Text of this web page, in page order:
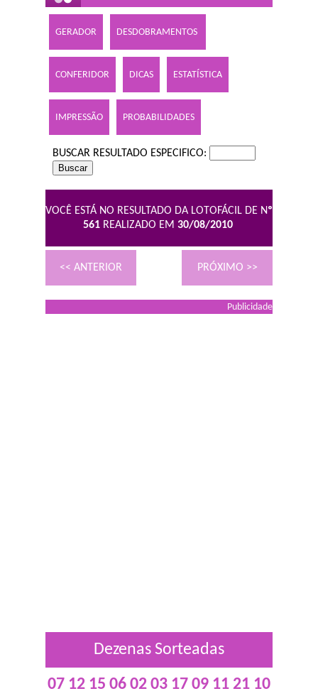
GERADOR DESDOBRAMENTOS
CONFERIDOR DICAS ESTATÍSTICA
IMPRESSÃO PROBABILIDADES
BUSCAR RESULTADO ESPECIFICO:
VOCÊ ESTÁ NO RESULTADO DA LOTOFÁCIL DE Nº
561 REALIZADO EM 30/08/2010
<< ANTERIOR PRÓXIMO >>
Publicidade
Dezenas Sorteadas
07 12 15 06 02 03 17 09 11 21 10